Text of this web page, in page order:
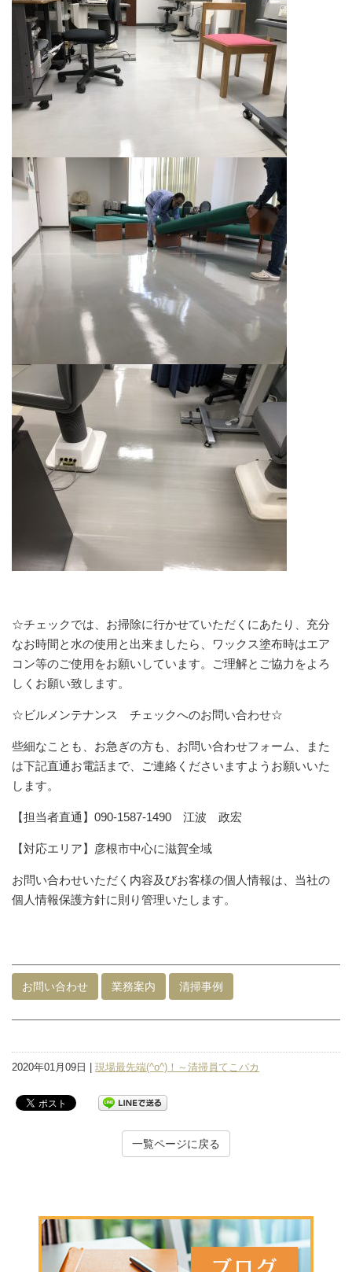
☆チェックでは、お掃除に行かせていただくにあたり、充分
なお時間と水の使用と出来ましたら、ワックス塗布時はエア
コン等のご使用をお願いしています。ご理解とご協力をよろ
しくお願い致します。
☆ビルメンテナンス チェックへのお問い合わせ☆
些細なことも、お急ぎの方も、お問い合わせフォーム、また
は下記直通お電話まで、ご連絡くださいますようお願いいた
します。
【担当者直通】090-1587-1490 江波 政宏
【対応エリア】彦根市中心に滋賀全域
お問い合わせいただく内容及びお客様の個人情報は、当社の
個人情報保護方針に則り管理いたします。
お問い合わせ 業務案内 清掃事例
2020年01月09日 | 現場最先端(^o^)！～清掃員てこパカ
一覧ページに戻る